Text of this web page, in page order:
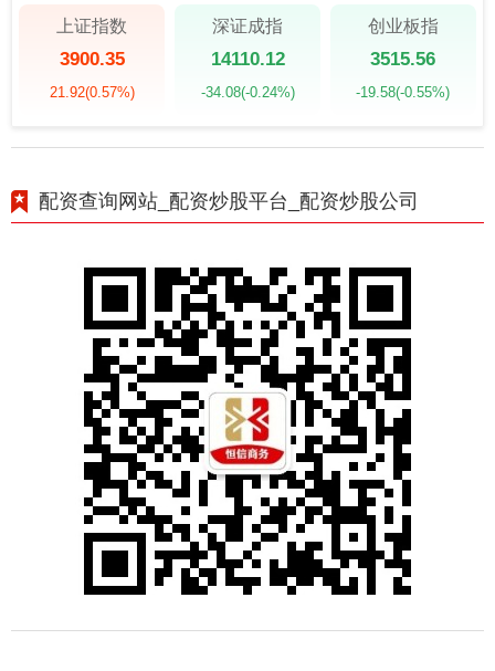
上证指数
3900.35
21.92(0.57%)
深证成指
14110.12
-34.08(-0.24%)
创业板指
3515.56
-19.58(-0.55%)
配资查询网站_配资炒股平台_配资炒股公司